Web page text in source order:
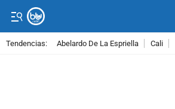
Tendencias: Abelardo De La Espriella Cali